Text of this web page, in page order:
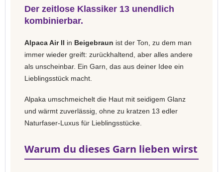
Der zeitlose Klassiker 13 unendlich
kombinierbar.
Alpaca Air II in Beigebraun ist der Ton, zu dem man
immer wieder greift: zurückhaltend, aber alles andere
als unscheinbar. Ein Garn, das aus deiner Idee ein
Lieblingsstück macht.
Alpaka umschmeichelt die Haut mit seidigem Glanz
und wärmt zuverlässig, ohne zu kratzen 13 edler
Naturfaser-Luxus für Lieblingsstücke.
Warum du dieses Garn lieben wirst